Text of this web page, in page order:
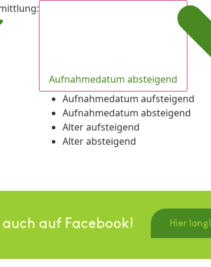
:
Aufnahmedatum absteigend
Aufnahmedatum aufsteigend
Aufnahmedatum absteigend
Alter aufsteigend
Alter absteigend
auf Facebook! Hier lang!